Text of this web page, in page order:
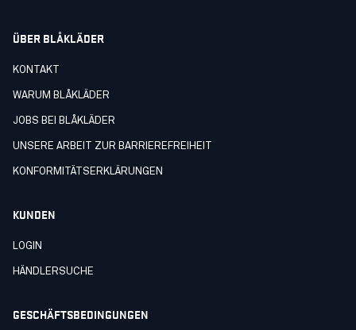
ÜBER BLÅKLÄDER
KONTAKT
WARUM BLÅKLÄDER
JOBS BEI BLÅKLÄDER
UNSERE ARBEIT ZUR BARRIEREFREIHEIT
KONFORMITÄTSERKLÄRUNGEN
KUNDEN
LOGIN
HÄNDLERSUCHE
GESCHÄFTSBEDINGUNGEN